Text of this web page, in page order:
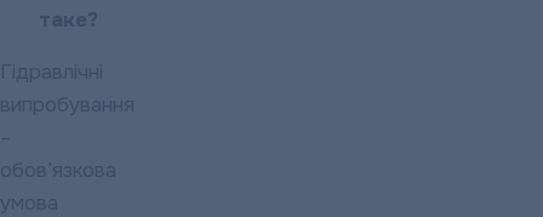
таке?
Гідравлічні
випробування
–
обов’язкова
умова